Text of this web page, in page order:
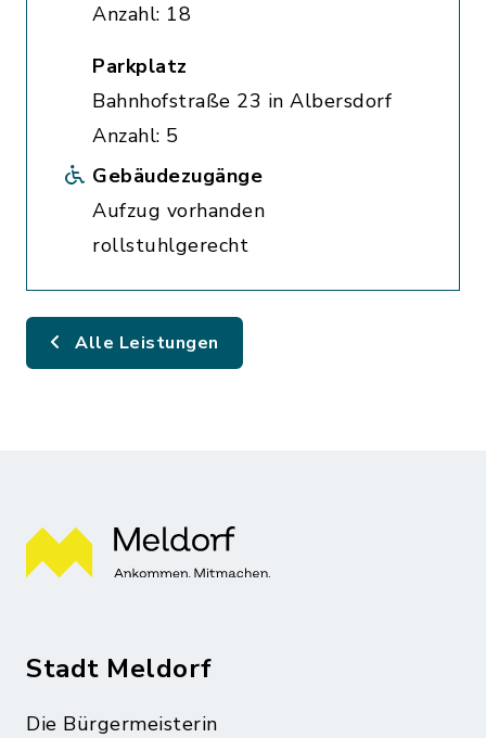
Anzahl: 18
Parkplatz
Bahnhofstraße 23 in Albersdorf
Anzahl: 5
Gebäudezugänge
Aufzug vorhanden
rollstuhlgerecht
Alle Leistungen
Stadt Meldorf
Die Bürgermeisterin